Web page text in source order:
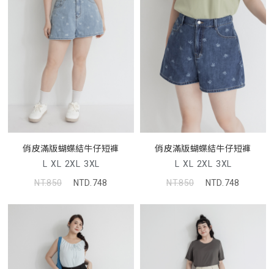
俏皮滿版蝴蝶結牛仔短褲
L XL 2XL 3XL
NT.850
NTD.748
俏皮滿版蝴蝶結牛仔短褲
L XL 2XL 3XL
NT.850
NTD.748